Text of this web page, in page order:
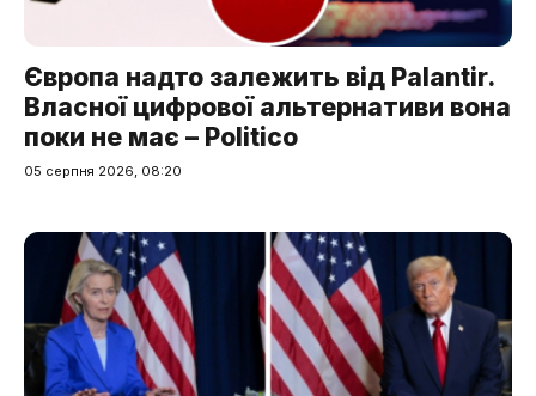
Європа надто залежить від Palantir.
Власної цифрової альтернативи вона
поки не має – Politico
05 серпня 2026, 08:20